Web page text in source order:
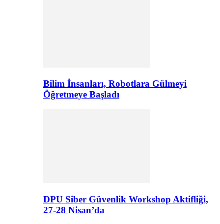
Bilim İnsanları, Robotlara Gülmeyi
Öğretmeye Başladı
DPU Siber Güvenlik Workshop Aktifliği,
27-28 Nisan’da